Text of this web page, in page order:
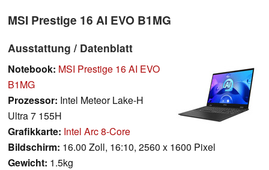
MSI Prestige 16 AI EVO B1MG
Ausstattung / Datenblatt
Notebook: MSI Prestige 16 AI EVO
B1MG
Prozessor: Intel Meteor Lake-H
Ultra 7 155H
Grafikkarte: Intel Arc 8-Core
Bildschirm: 16.00 Zoll, 16:10, 2560 x 1600 Pixel
Gewicht: 1.5kg